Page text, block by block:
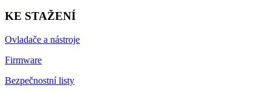
KE STAŽENÍ
Ovladače a nástroje
Firmware
Bezpečnostní listy